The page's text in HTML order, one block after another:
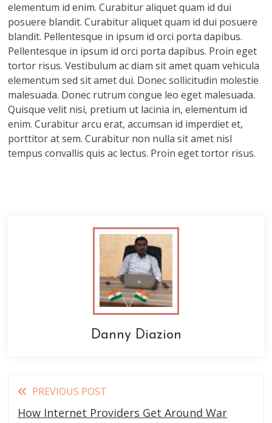
elementum id enim. Curabitur aliquet quam id dui
posuere blandit. Curabitur aliquet quam id dui posuere
blandit. Pellentesque in ipsum id orci porta dapibus.
Pellentesque in ipsum id orci porta dapibus. Proin eget
tortor risus. Vestibulum ac diam sit amet quam vehicula
elementum sed sit amet dui. Donec sollicitudin molestie
malesuada. Donec rutrum congue leo eget malesuada.
Quisque velit nisi, pretium ut lacinia in, elementum id
enim. Curabitur arcu erat, accumsan id imperdiet et,
porttitor at sem. Curabitur non nulla sit amet nisl
tempus convallis quis ac lectus. Proin eget tortor risus.
Danny Diazion
Read
more
PREVIOUS POST
How Internet Providers Get Around War